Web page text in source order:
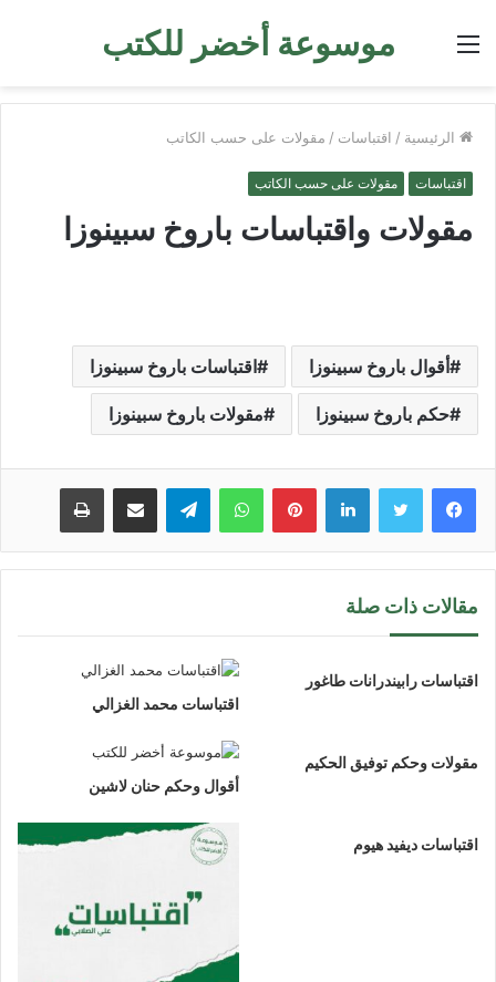
موسوعة أخضر للكتب القائمة
الرئيسية / اقتباسات / مقولات على حسب الكاتب
اقتباسات مقولات على حسب الكاتب
مقولات واقتباسات باروخ سبينوزا
أقوال باروخ سبينوزا اقتباسات باروخ سبينوزا
حكم باروخ سبينوزا مقولات باروخ سبينوزا
لينكدإن بينتيريستواتساب تيلقرام مشاركة عبر البريد طباعة
مقالات ذات صلة
اقتباسات رابيندرانات طاغور
اقتباسات محمد الغزالي
مقولات وحكم توفيق الحكيم
أقوال وحكم حنان لاشين
اقتباسات ديفيد هيوم